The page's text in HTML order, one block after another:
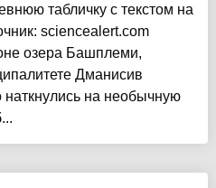
табличку с текстом на
sciencealert.com
озера Башплеми,
Дманисив
наткнулись на необычную